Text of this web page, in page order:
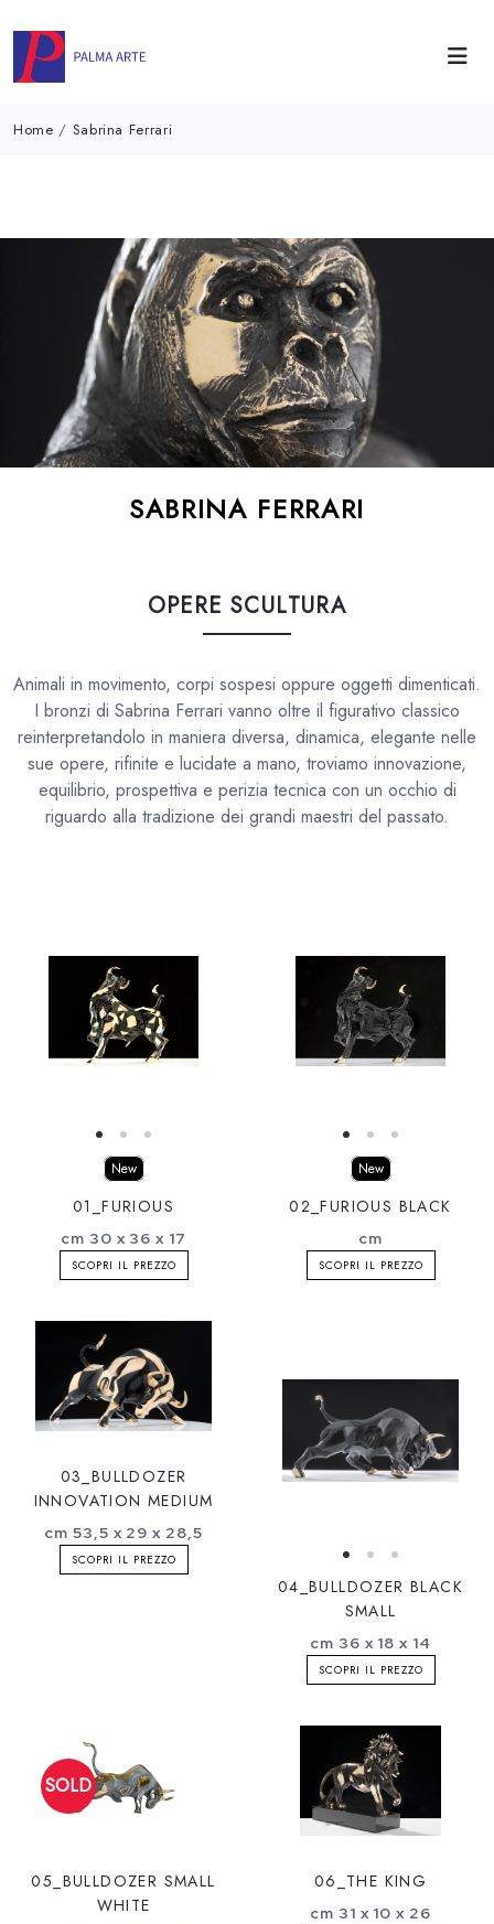
Home / Sabrina Ferrari
SABRINA FERRARI
OPERE SCULTURA
Animali in movimento, corpi sospesi oppure oggetti dimenticati.
I bronzi di Sabrina Ferrari vanno oltre il figurativo classico
reinterpretandolo in maniera diversa, dinamica, elegante nelle
sue opere, rifinite e lucidate a mano, troviamo innovazione,
equilibrio, prospettiva e perizia tecnica con un occhio di
riguardo alla tradizione dei grandi maestri del passato.
New
01_FURIOUS
cm 30 x 36 x 17
SCOPRI IL PREZZO
New
02_FURIOUS BLACK
cm
SCOPRI IL PREZZO
03_BULLDOZER
INNOVATION MEDIUM
cm 53,5 x 29 x 28,5
SCOPRI IL PREZZO
04_BULLDOZER BLACK
SMALL
cm 36 x 18 x 14
SCOPRI IL PREZZO
05_BULLDOZER SMALL
WHITE
06_THE KING
cm 31 x 10 x 26